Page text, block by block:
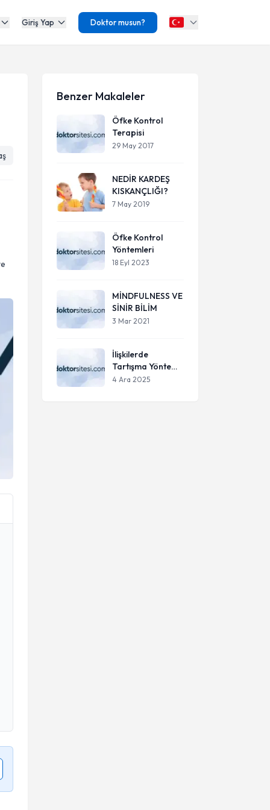
Giriş Yap Doktor musun?
Benzer Makaleler
Öfke Kontrol
Terapisi
29 May 2017
NEDİR KARDEŞ
KISKANÇLIĞI?
7 May 2019
Öfke Kontrol
Yöntemleri
18 Eyl 2023
MİNDFULNESS VE
SİNİR BİLİM
3 Mar 2021
İlişkilerde
Tartışma Yöntemi:
Büyütmek Değil
4 Ara 2025